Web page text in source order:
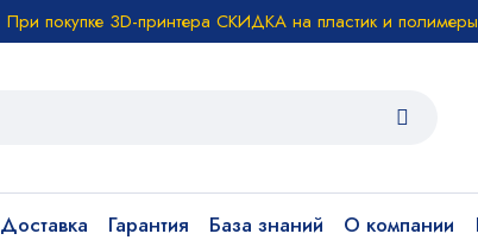
При покупке 3D-принтера СКИДКА на пластик и
Доставка Гарантия База знаний О компании